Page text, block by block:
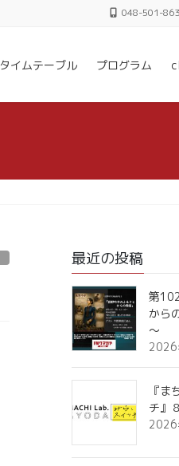
048-501-
タイムテーブル プログラム
最近の投稿
第
から
～
2026
『ま
チ』
2026